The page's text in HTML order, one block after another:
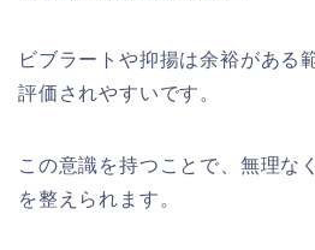
ビブラートや抑揚は余裕がある
評価されやすいです。
この意識を持つことで、無理な
を整えられます。